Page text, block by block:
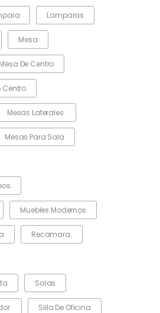
Lamparas
Mesa
Mesa De Centro
Centro
Mesas Laterales.
Mesas Para Sala
Muebles Modernos
Recamara.
Salas
Silla De Oficina